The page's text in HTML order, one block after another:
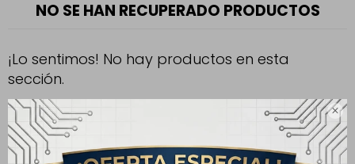

NO SE HAN RECUPERADO PRODUCTOS
¡Lo sentimos! No hay productos en esta
sección.
Inténtalo nuevamente con otros criterios de filtrado o busca en
otras secciones de nuestro catálogo.